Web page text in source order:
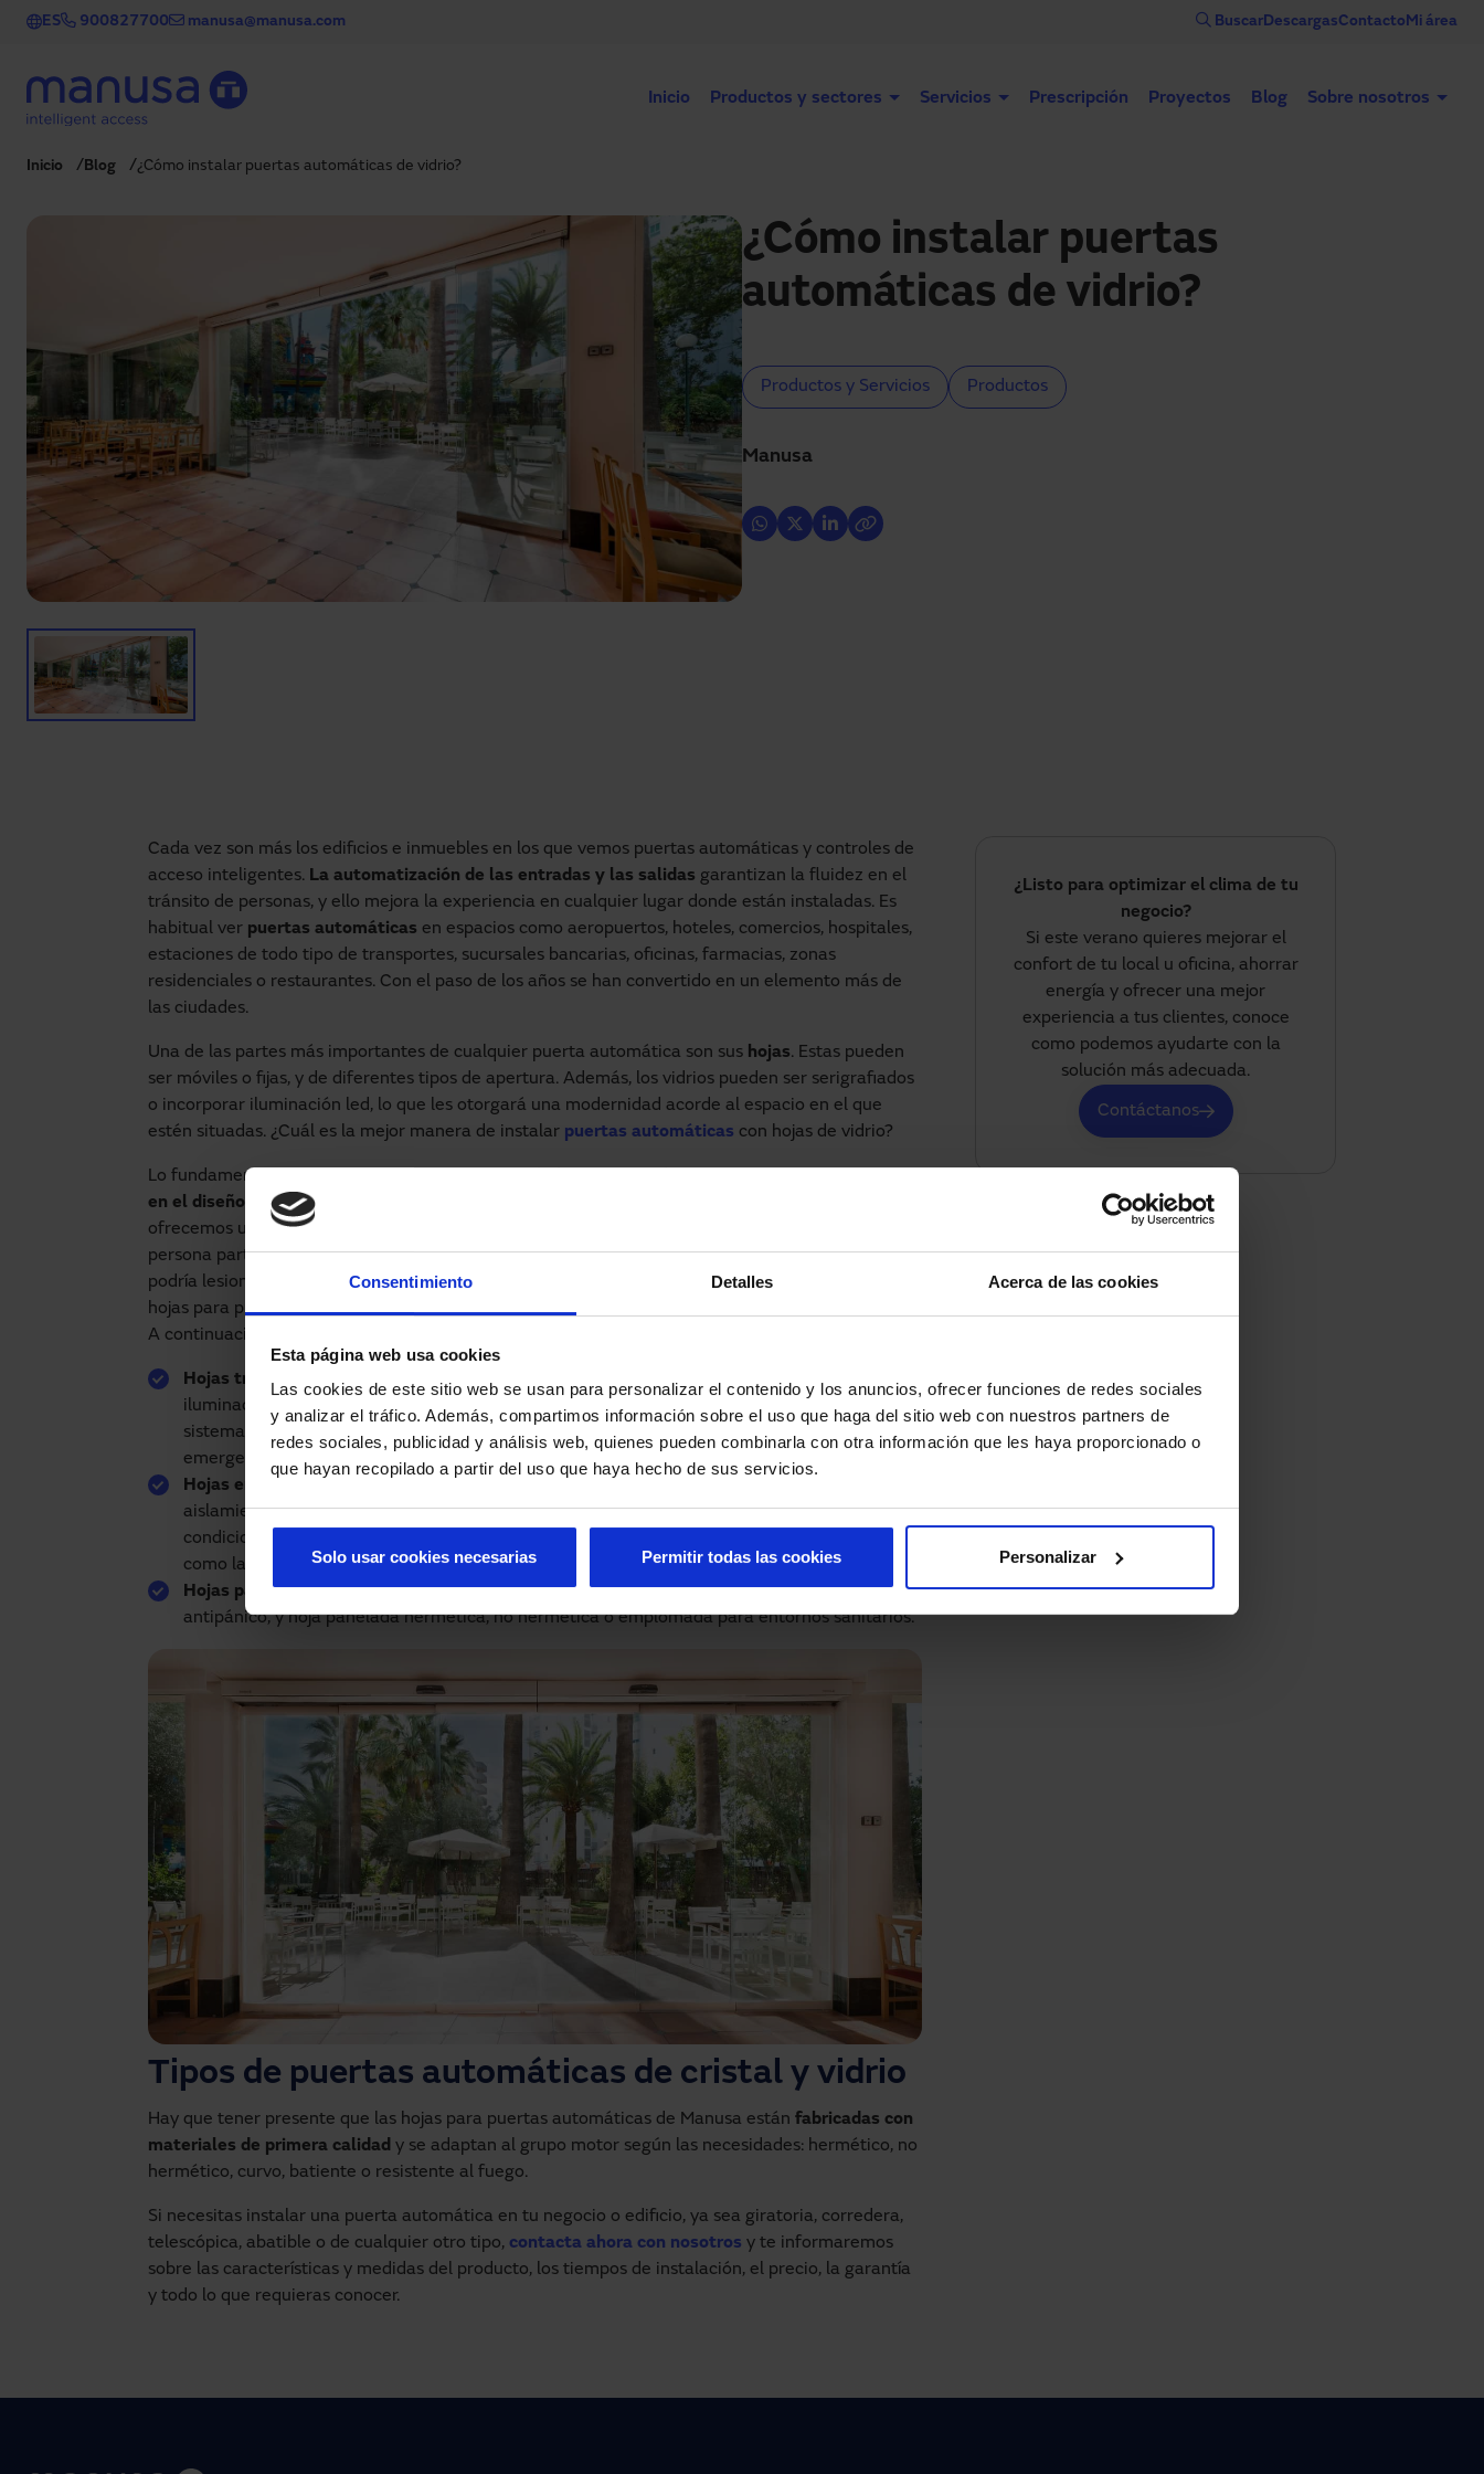
Consentimiento Detalles Acerca de las cookies
Esta página web usa cookies
Las cookies de este sitio web se usan para personalizar el contenido y los anuncios, ofrecer funciones de redes sociales
y analizar el tráfico. Además, compartimos información sobre el uso que haga del sitio web con nuestros partners de
redes sociales, publicidad y análisis web, quienes pueden combinarla con otra información que les haya proporcionado o
que hayan recopilado a partir del uso que haya hecho de sus servicios.
Solo usar cookies necesarias Personalizar
Permitir todas las cookies
Pasar al contenido principal
ES 900827700 manusa@manusa.com BuscarDescargasContactoMi área
Inicio Productos y sectores Servicios Prescripción Proyectos Blog Sobre nosotros
Inicio Blog ¿Cómo instalar puertas automáticas de vidrio?
¿Cómo instalar puertas
automáticas de vidrio?
Productos y Servicios Productos
Manusa
Cada vez son más los edificios e inmuebles en los que vemos puertas automáticas y controles de
acceso inteligentes. La automatización de las entradas y las salidas garantizan la fluidez en el
tránsito de personas, y ello mejora la experiencia en cualquier lugar donde están instaladas. Es
habitual ver puertas automáticas en espacios como aeropuertos, hoteles, comercios, hospitales,
estaciones de todo tipo de transportes, sucursales bancarias, oficinas, farmacias, zonas
residenciales o restaurantes. Con el paso de los años se han convertido en un elemento más de
las ciudades.
Una de las partes más importantes de cualquier puerta automática son sus hojas. Estas pueden
ser móviles o fijas, y de diferentes tipos de apertura. Además, los vidrios pueden ser serigrafiados
o incorporar iluminación led, lo que les otorgará una modernidad acorde al espacio en el que
estén situadas. ¿Cuál es la mejor manera de instalar puertas automáticas con hojas de vidrio?
Lo fundamental es contar con una empresa instaladora autorizada.
en el diseño, la fabricación, la instalación y el mantenimiento de puertas automáticas
ofrecemos un servicio técnico tras haber instalado el producto. No es recomendable que una
persona particular y sin experiencia instale o intente reparar una puerta automática, ya que
podría lesionarse y dañar los componentes que forman el producto. Existen diferentes tipos de
hojas para puertas automáticas Manusa según las necesidades de cada proyecto y cada cliente.
A continuación se puede ver un listado con algunos tipos:
Hojas transparentes
: Con perfil único superior, o perfil inferior y superior cuando se desee
iluminación natural gracias a la transparencia de los cristales. También existe la opción con
sistema de abatimiento antipánico de las hojas, cuando se quiera instalar en salidas de
emergencia o vías de evacuación.
Hojas enmarcadas
aislamiento y estanqueidad que se desee. Opción de doble vidrio para zonas donde haya
condiciones climáticas adversas. Existe la versión hermética para salas de observación, así
como la perfilería antipánico para salidas de emergencia.
Hojas para funciones especiales: Hojas con perfilería transparente o antipánico con sistema
antipánico, y hoja panelada hermética, no hermética o emplomada para entornos sanitarios.
Tipos de puertas automáticas de cristal y vidrio
Hay que tener presente que las hojas para puertas automáticas de Manusa están fabricadas con
materiales de primera calidad y se adaptan al grupo motor según las necesidades: hermético, no
hermético, curvo, batiente o resistente al fuego.
Si necesitas instalar una puerta automática en tu negocio o edificio, ya sea giratoria, corredera,
telescópica, abatible o de cualquier otro tipo, contacta ahora con nosotros y te informaremos
sobre las características y medidas del producto, los tiempos de instalación, el precio, la garantía
y todo lo que requieras conocer.
¿Listo para optimizar el clima de tu
negocio?
Si este verano quieres mejorar el
confort de tu local u oficina, ahorrar
energía y ofrecer una mejor
experiencia a tus clientes, conoce
como podemos ayudarte con la
solución más adecuada.
Contáctanos